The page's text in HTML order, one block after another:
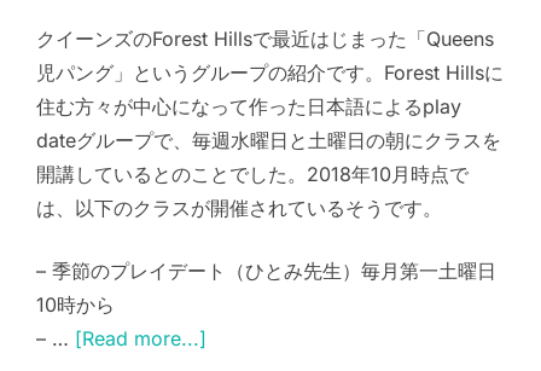
クイーンズのForest Hillsで最近はじまった「Queens
児パング」というグループの紹介です。Forest Hillsに
住む方々が中心になって作った日本語によるplay
dateグループで、毎週水曜日と土曜日の朝にクラスを
開講しているとのことでした。2018年10月時点で
は、以下のクラスが開催されているそうです。
– 季節のプレイデート（ひとみ先生）毎月第一土曜日
10時から
– … [Read more...]